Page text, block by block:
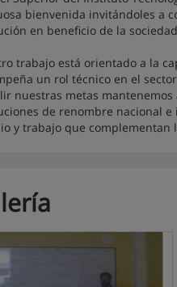
bienvenida invitándoles a
en beneficio de la
trabajo está orientado a la
un rol técnico en el
nuestras metas mantenemos
de renombre nacional
y trabajo que complementan